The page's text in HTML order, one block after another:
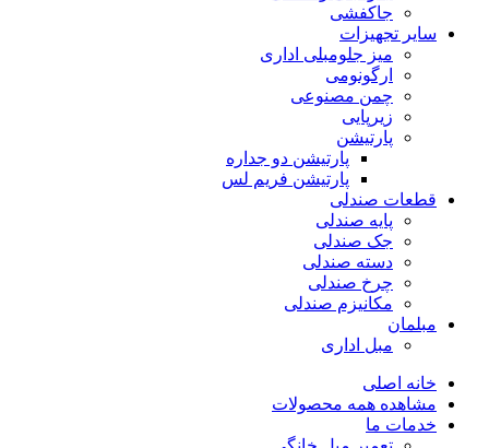
جاکفشی
سایر تجهیزات
میز جلومبلی اداری
ارگونومی
چمن مصنوعی
زیرپایی
پارتیشن
پارتیشن دو جداره
پارتیشن فریم لس
قطعات صندلی
پایه صندلی
جک صندلی
دسته صندلی
چرخ صندلی
مکانیزم صندلی
مبلمان
مبل اداری
خانه اصلی
مشاهده همه محصولات
خدمات ما